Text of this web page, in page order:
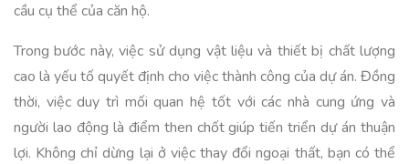
cầu cụ thể của căn hộ.
Trong bước này, việc sử dụng vật liệu và thiết bị chất lượng
cao là yếu tố quyết định cho việc thành công của dự án. Đồng
thời, việc duy trì mối quan hệ tốt với các nhà cung ứng và
người lao động là điểm then chốt giúp tiến triển dự án thuận
lợi. Không chỉ dừng lại ở việc thay đổi ngoại thất, bạn có thể